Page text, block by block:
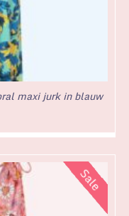
maxi jurk in blauw